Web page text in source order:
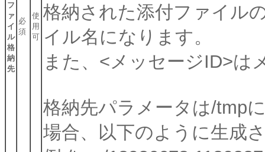
フ
ァ
イ
ル
格
納
先
必
須
使
用
可
格納された添付ファイル
イル名になります。
また、<メッセージID>は
格納先パラメータは/tmp
場合、以下のように生成